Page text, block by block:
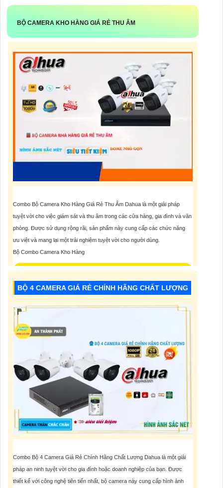
BỘ CAMERA KHO HÀNG GIÁ RẺ THU ÂM
Combo Bộ Camera Kho Hàng Giá Rẻ Thu Âm Dahua là một giải pháp
tuyệt vời cho việc giám sát và thu âm trong các cửa hàng, gia đình và văn
phòng. Được sử dụng rộng rãi, sản phẩm này cung cấp các chức năng
ưu việt và mang lại một trải nghiệm tuyệt vời cho người dùng.
Bộ Combo Camera Kho Hàng
6,200,000 VNĐ
BỘ 4 CAMERA GIÁ RẺ CHÍNH HÃNG CHẤT LƯỢNG
Combo Bộ 4 Camera Giá Rẻ Chính Hãng Chất Lượng Dahua là một giải
pháp an ninh tuyệt vời cho gia đình hoặc doanh nghiệp của bạn. Được
thiết kế với công nghệ tiên tiến nhất, bộ camera này cung cấp hình ảnh